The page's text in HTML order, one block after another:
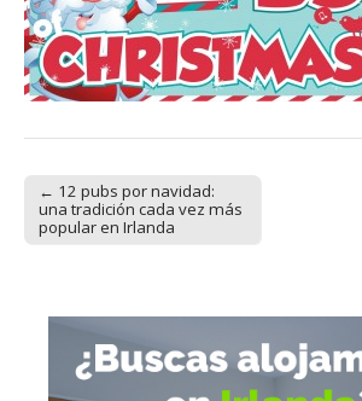
Post navigation
← 12 pubs por navidad:
una tradición cada vez más
popular en Irlanda